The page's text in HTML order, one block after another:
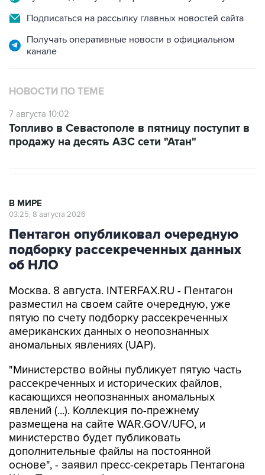
Получать оперативные новости в официальном
канале
НОВОСТИ ПО ТЕМЕ
7 августа 10:02
продажу на десять АЗС сети "Атан"
Пентагон опубликовал очередную
об НЛО
Москва. 8 августа. INTERFAX.RU - Пентагон
пятую по счету подборку рассекреченных
американских данных о неопознанных
аномальных явлениях (UAP).
"Министерство войны публикует пятую часть
касающихся неопознанных аномальных
явлений (...). Коллекция по-прежнему
размещена на сайте WAR.GOV/UFO, и
министерство будет публиковать
дополнительные файлы на постоянной
основе", - заявил пресс-секретарь Пентагона
Шон Парнелл, добавив, что уже ведется
работа над следующей подборкой.